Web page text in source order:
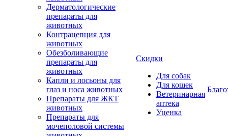
Дерматологические
препараты для
животных
Контрацепция для
животных
Обезболивающие
препараты для
животных
Капли и лосьоны для
глаз и носа животных
Препараты для ЖКТ
животных
Препараты для
мочеполовой системы
Скидки
Для собак
Для кошек
Ветеринарная
аптека
Уценка